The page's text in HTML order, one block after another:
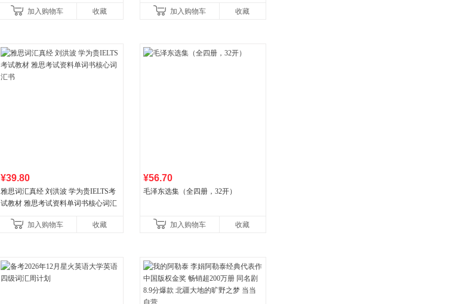
加入购物车 收藏
国青年出版社加入购物车 收藏
¥39.80
雅思词汇真经 刘洪波 学为贵IELTS考
试教材 雅思考试资料单词书核心词汇
加入购物车
收藏
¥56.70
毛泽东选集（全四册，32开）
加入购物车 收藏